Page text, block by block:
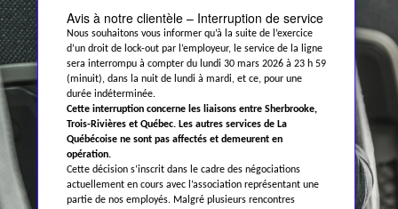
Avis à notre clientèle – Interruption de service
Nous souhaitons vous informer qu’à la suite de l’exercice
d’un droit de lock-out par l’employeur, le service de la ligne
sera interrompu à compter du lundi 30 mars 2026 à 23 h 59
(minuit), dans la nuit de lundi à mardi, et ce, pour une
durée indéterminée.
Cette interruption concerne les liaisons entre Sherbrooke,
Trois-Rivières et Québec. Les autres services de La
Québécoise ne sont pas affectés et demeurent en
opération.
Cette décision s’inscrit dans le cadre des négociations
actuellement en cours avec l’association représentant une
partie de nos employés. Malgré plusieurs rencontres